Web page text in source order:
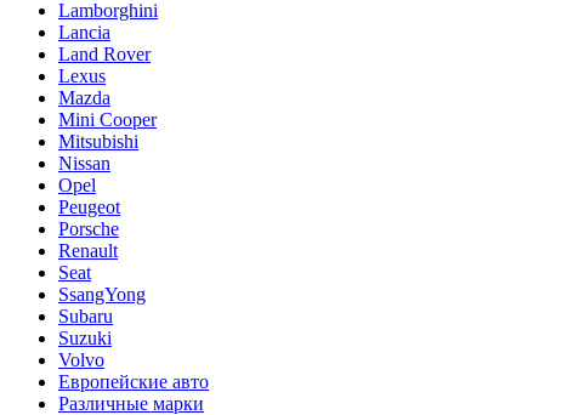
Lamborghini
Lancia
Land Rover
Lexus
Mazda
Mini Cooper
Mitsubishi
Nissan
Opel
Peugeot
Porsche
Renault
Seat
SsangYong
Subaru
Suzuki
Volvo
Европейские авто
Различные марки